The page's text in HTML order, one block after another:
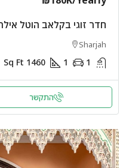
חדר זוגי בקלאב הוטל
Sharjah
1
1
1460
Sq Ft
התקשר